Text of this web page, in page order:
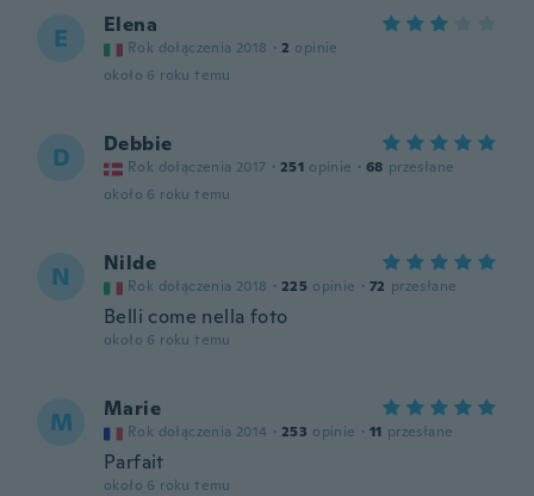
E Elena
Rok dołączenia 2018 · 2 opinie
około 6 roku temu
D Debbie
Rok dołączenia 2017 · 251 opinie · 68 przesłane
około 6 roku temu
N Nilde
Rok dołączenia 2018 · 225 opinie · 72 przesłane
Belli come nella foto
około 6 roku temu
M Marie
Rok dołączenia 2014 · 253 opinie · 11 przesłane
Parfait
około 6 roku temu